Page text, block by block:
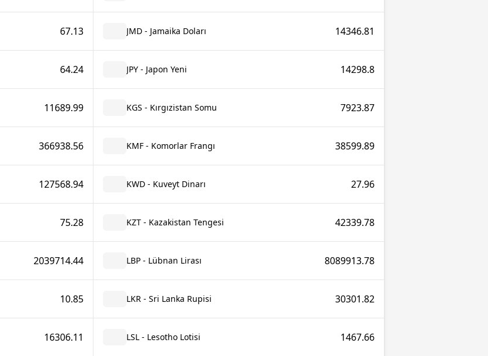
67.13 JMD - Jamaika Doları 14346.81
64.24 JPY - Japon Yeni 14298.8
11689.99 KGS - Kırgızistan Somu 7923.87
366938.56 KMF - Komorlar Frangı 38599.89
127568.94 KWD - Kuveyt Dinarı 27.96
75.28 KZT - Kazakistan Tengesi 42339.78
2039714.44 LBP - Lübnan Lirası 8089913.78
10.85 LKR - Sri Lanka Rupisi 30301.82
16306.11 LSL - Lesotho Lotisi 1467.66